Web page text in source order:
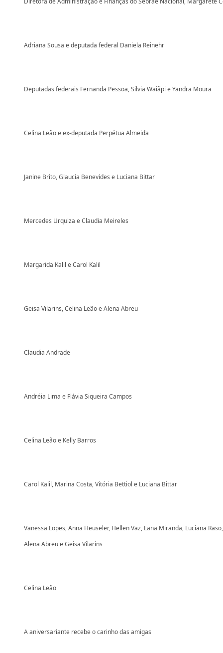
Adriana Sousa e deputada federal Daniela Reinehr
Deputadas federais Fernanda Pessoa, Silvia Waiãpi e Yandra Moura
Celina Leão e ex-deputada Perpétua Almeida
Janine Brito, Glaucia Benevides e Luciana Bittar
Mercedes Urquiza e Claudia Meireles
Margarida Kalil e Carol Kalil
Geisa Vilarins, Celina Leão e Alena Abreu
Claudia Andrade
Andréia Lima e Flávia Siqueira Campos
Celina Leão e Kelly Barros
Carol Kalil, Marina Costa, Vitória Bettiol e Luciana Bittar
Vanessa Lopes, Anna Heuseler, Hellen Vaz, Lana Miranda, Luciana Raso,
Alena Abreu e Geisa Vilarins
Celina Leão
A aniversariante recebe o carinho das amigas